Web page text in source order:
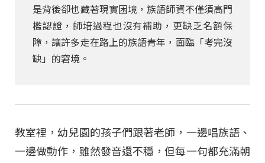
是背後卻也藏著現實困境，族語師資不僅須高門
檻認證，師培過程也沒有補助，更缺乏名額保
障，讓許多走在路上的族語青年，面臨「考完沒
缺」的窘境。
教室裡，幼兒園的孩子們跟著老師，一邊唱族語、
一邊做動作，雖然發音還不穩，但每一句都充滿朝